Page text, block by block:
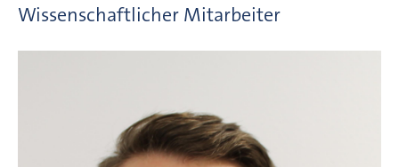
Wissenschaftlicher Mitarbeiter